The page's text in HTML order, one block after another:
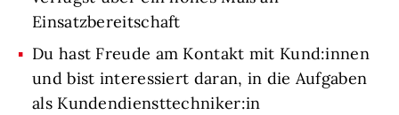
Einsatzbereitschaft
Du hast Freude am Kontakt mit Kund:innen
und bist interessiert daran, in die Aufgaben
als Kundendiensttechniker:in